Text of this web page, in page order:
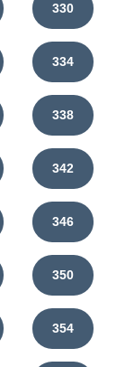
330
334
338
342
346
350
354